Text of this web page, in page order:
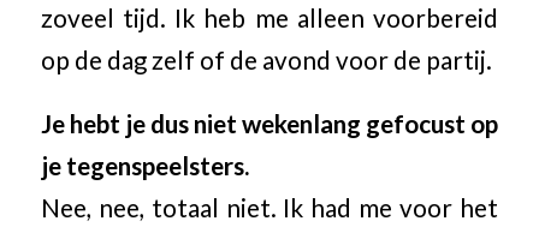
zoveel tijd. Ik heb me alleen voorbereid
op de dag zelf of de avond voor de partij.
Je hebt je dus niet wekenlang gefocust op
je tegenspeelsters.
Nee, nee, totaal niet. Ik had me voor het